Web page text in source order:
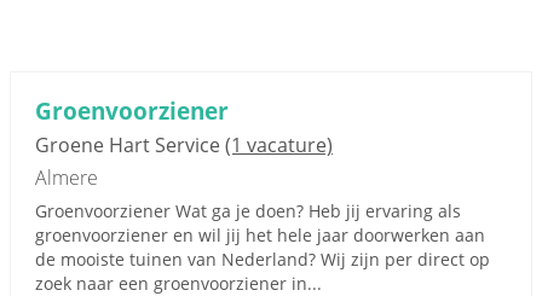
Groenvoorziener
Groene Hart Service(1 vacature)
Almere
Groenvoorziener Wat ga je doen? Heb jij ervaring als
groenvoorziener en wil jij het hele jaar doorwerken aan
de mooiste tuinen van Nederland? Wij zijn per direct op
zoek naar een groenvoorziener in...